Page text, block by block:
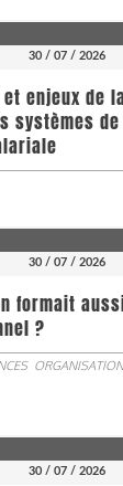
30 / 07 / 2026
enjeux de
systèmes
30 / 07 / 2026
formait
?
30 / 07 / 2026